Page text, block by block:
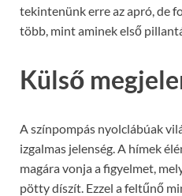
tekintenünk erre az apró, de
több, mint aminek első
Külső
A színpompás nyolclábúak
izgalmas jelenség. A hímek
magára vonja a figyelmet,
pötty díszít. Ezzel a feltűnő